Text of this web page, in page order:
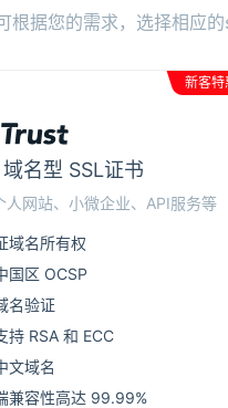
根据您的需求，选择相应
新客特
名型 SSL证书
人网站、小微企业、API服务等
域名所有权
国区 OCSP
名验证
持 RSA 和 ECC
文域名
兼容性高达 99.99%